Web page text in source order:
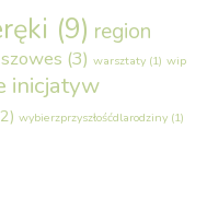
(9) region
szowes (3) warsztaty (1) wip
inicjatyw
wybierzprzyszłośćdlarodziny (1)